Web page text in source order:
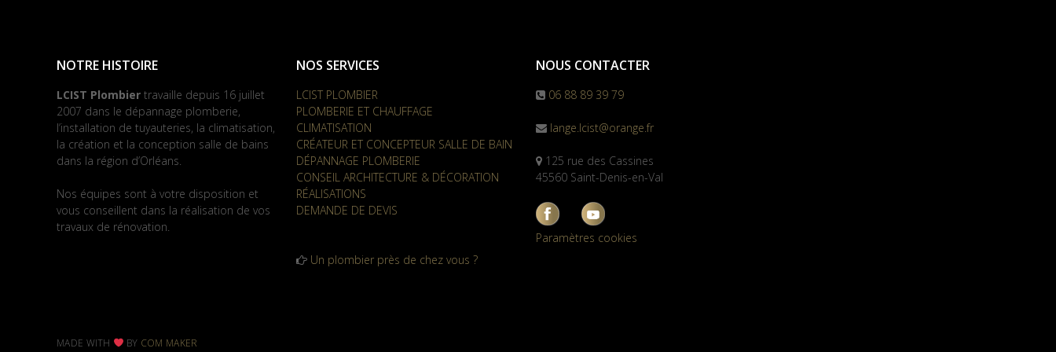
NOTRE HISTOIRE
LCIST Plombier travaille depuis 16 juillet
2007 dans le dépannage plomberie,
l’installation de tuyauteries, la climatisation,
la création et la conception salle de bains
dans la région d’Orléans.
Nos équipes sont à votre disposition et
vous conseillent dans la réalisation de vos
travaux de rénovation.
NOS SERVICES
LCIST PLOMBIER
PLOMBERIE ET CHAUFFAGE
CLIMATISATION
CRÉATEUR ET CONCEPTEUR SALLE DE BAIN
DÉPANNAGE PLOMBERIE
CONSEIL ARCHITECTURE & DÉCORATION
RÉALISATIONS
DEMANDE DE DEVIS
Un plombier près de chez vous ?
NOUS CONTACTER
06 88 89 39 79
lange.lcist@orange.fr
125 rue des Cassines
45560 Saint-Denis-en-Val
Paramètres cookies
MADE WITH BY COM MAKER